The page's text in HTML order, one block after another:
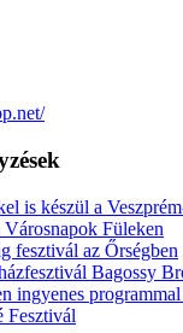
is készül a
Városnapok Füleken
fesztivál az Őrségben
Bagossy
ingyenes
Fesztivál